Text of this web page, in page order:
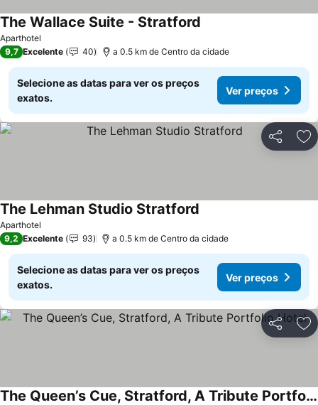
Aparthotel
The Wallace Suite - Stratford
9,7 Excelente 40 a 0.5 km de Centro da cidade
Selecione as datas para ver os preços
exatos.
Ver preços
Partilhar
Aparthotel
The Lehman Studio Stratford
9,2 Excelente 93 a 0.5 km de Centro da cidade
Selecione as datas para ver os preços
exatos.
Ver preços
Partilhar
The Queen’s Cue, Stratford, A Tribute Portfolio Hotel